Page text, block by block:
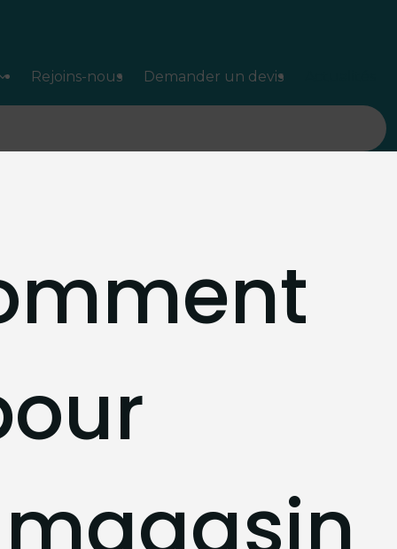
Rejoins-nous Demander un devis